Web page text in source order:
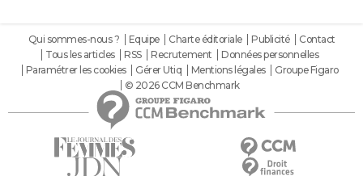
Qui sommes-nous ? Equipe Charte éditoriale Publicité
Contact
Tous les articles
RSS Recrutement
Données personnelles
Paramétrer les cookies
Gérer Utiq Mentions légales
Groupe Figaro
© 2026 CCM Benchmark